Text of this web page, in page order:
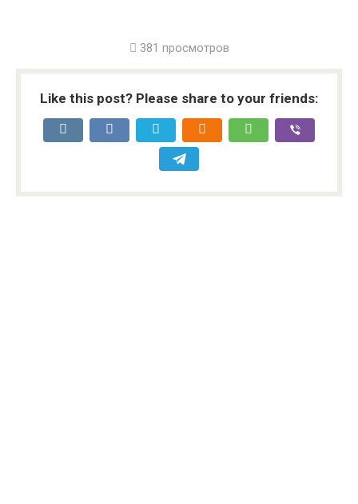
381 просмотров
Like this post? Please share to your friends: